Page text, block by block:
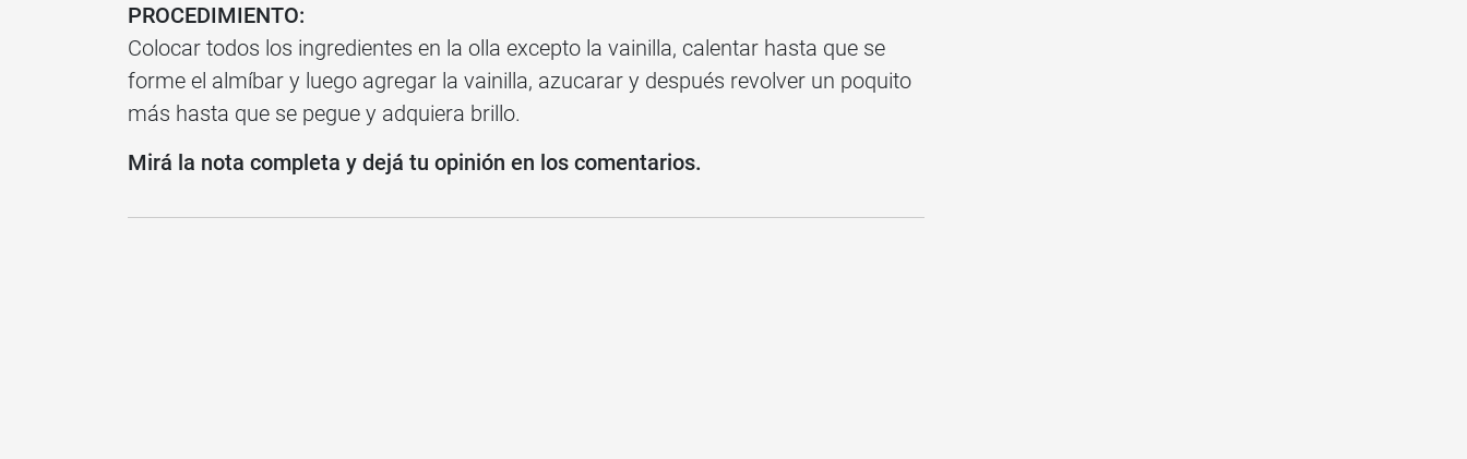
PROCEDIMIENTO:
Colocar todos los ingredientes en la olla excepto la vainilla, calentar hasta que se
forme el almíbar y luego agregar la vainilla, azucarar y después revolver un poquito
más hasta que se pegue y adquiera brillo.
Mirá la nota completa y dejá tu opinión en los comentarios.